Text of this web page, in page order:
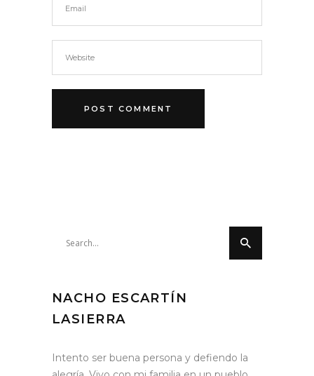
NACHO ESCARTÍN
LASIERRA
Intento ser buena persona y defiendo la